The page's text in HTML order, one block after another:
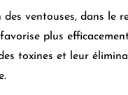
des ventouses, dans le
plus
toxines et leur